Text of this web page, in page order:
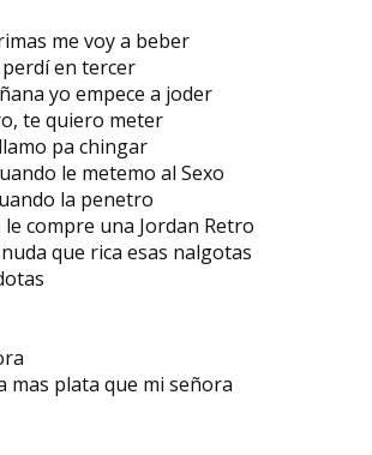
me voy a beber
en tercer
yo empece a joder
te quiero meter
pa chingar
le metemo al Sexo
la penetro
compre una Jordan Retro
que rica esas nalgotas
mas plata que mi señora